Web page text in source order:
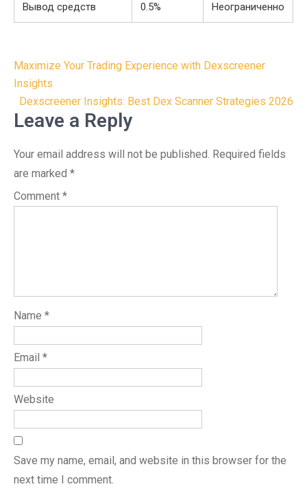
Вывод средств 0.5% Неограниченно
Post
navigation
Maximize Your Trading Experience with Dexscreener
Insights
Dexscreener Insights: Best Dex Scanner Strategies 2026
Leave a Reply
Your email address will not be published. Required fields
are marked *
Comment *
Name *
Email *
Website
Save my name, email, and website in this browser for the
next time I comment.